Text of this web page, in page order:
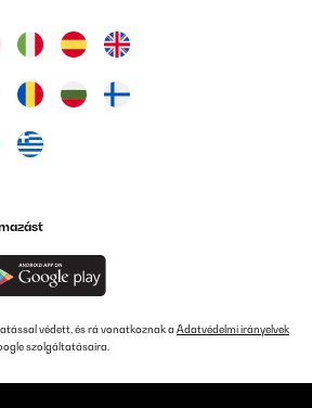
védett, és rá vonatkoznak a Adatvédelmi irányelvek
szolgáltatásaira.